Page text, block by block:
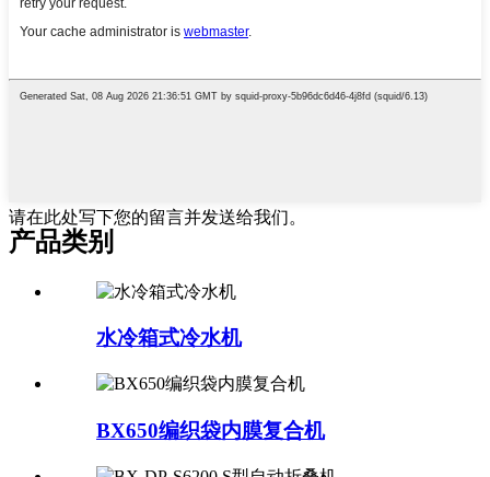
请在此处写下您的留言并发送给我们。
产品类别
水冷箱式冷水机
BX650编织袋内膜复合机